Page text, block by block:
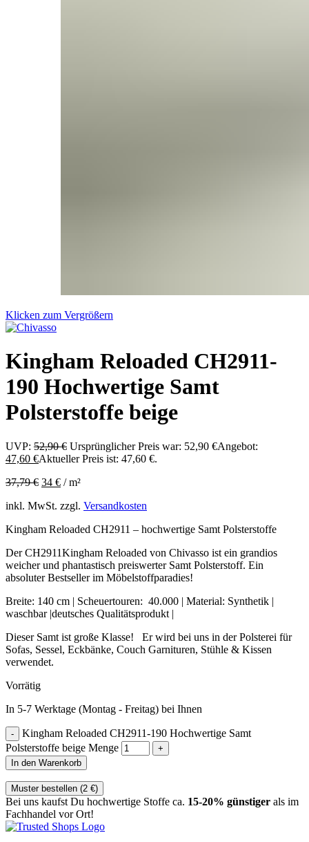
Klicken zum Vergrößern
Kingham Reloaded CH2911-
190 Hochwertige Samt
Polsterstoffe beige
UVP: 52,90€ Ursprünglicher Preis war: 52,90 €Angebot:
47,60 €Aktueller Preis ist: 47,60 €.
37,79€ 34 € /m²
inkl. MwSt. zzgl. Versandkosten
Kingham Reloaded CH2911 – hochwertige Samt Polsterstoffe
Der CH2911Kingham Reloaded von Chivasso ist ein grandios
weicher und phantastisch preiswerter Samt Polsterstoff. Ein
absoluter Bestseller im Möbelstoffparadies!
Breite: 140 cm | Scheuertouren: 40.000 | Material: Synthetik |
waschbar |deutsches Qualitätsprodukt |
Dieser Samt ist große Klasse! Er wird bei uns in der Polsterei für
Sofas, Sessel, Eckbänke, Couch Garnituren, Stühle & Kissen
verwendet.
Vorrätig
In 5-7 Werktage (Montag - Freitag) bei Ihnen
Kingham Reloaded CH2911-190 Hochwertige Samt
Polsterstoffe beige Menge
In den Warenkorb
Muster bestellen (2 €)
Bei uns kaufst Du hochwertige Stoffe ca. 15-20% günstiger als im
Fachhandel vor Ort!